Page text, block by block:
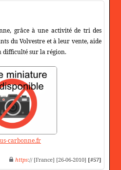
grâce à une activité de tri des
du Volvestre et à leur vente, aide
difficulté sur la région.
carbonne.fr
https:// [France] [26-06-2010] [#57]